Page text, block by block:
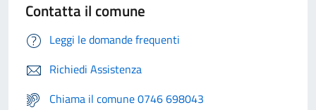
Contatta il comune
Leggi le domande frequenti
Richiedi Assistenza
Chiama il comune 0746 698043